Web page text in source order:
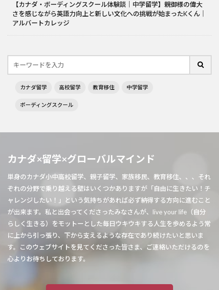
【カナダ・ボーディングスクール体験談｜中学留学】親御様の偉大
さを感じながら英語力向上と新しい文化への挑戦が始まったKくん｜
アルバートカレッジ
カナダ留学 高校留学 教育移住 中学留学
ボーディングスクール
カナダ×留学×グローバルマインド
単身のカナダ小中高校留学、親子留学、家族移民、教育移住、、、それ
ぞれの分野で乗り越える壁はいくつかありますが「自由に生きたい！チ
ャレンジしたい！」という気持ちがあれば必ず納得する方向に進むこと
が出来ます。私と出会ってくださったみなさんが、live your life（自分
らしく生きる）をモットーとした毎日ウキウキする人生を歩めるよう常
に上から引っ張り、下から支えるような存在であり続けたいと思いま
す。このウェブサイトを見てくださった皆さま、ご連絡いただけるのを
心よりお待ちしております。